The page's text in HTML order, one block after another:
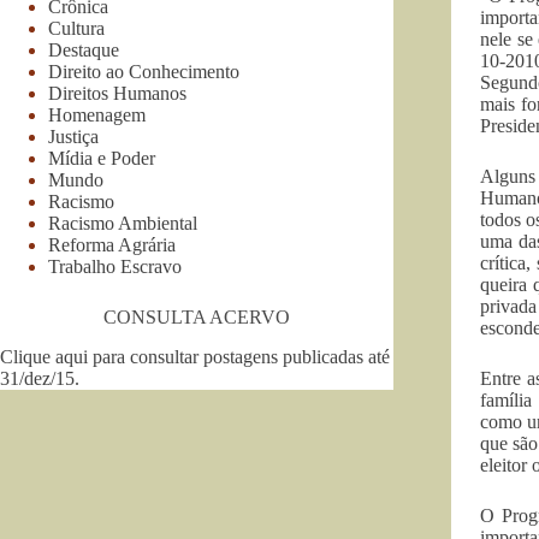
nele se
10-
mais
todos
uma
crítica,
queira
Entre
família
como
que
eleitor
O
Crônica
Cultura
Destaque
Direito ao Conhecimento
Direitos Humanos
Homenagem
Justiça
Mídia e Poder
Mundo
Racismo
Racismo Ambiental
Reforma Agrária
Trabalho Escravo
CONSULTA ACERVO
Clique aqui para consultar postagens publicadas até
31/dez/15.